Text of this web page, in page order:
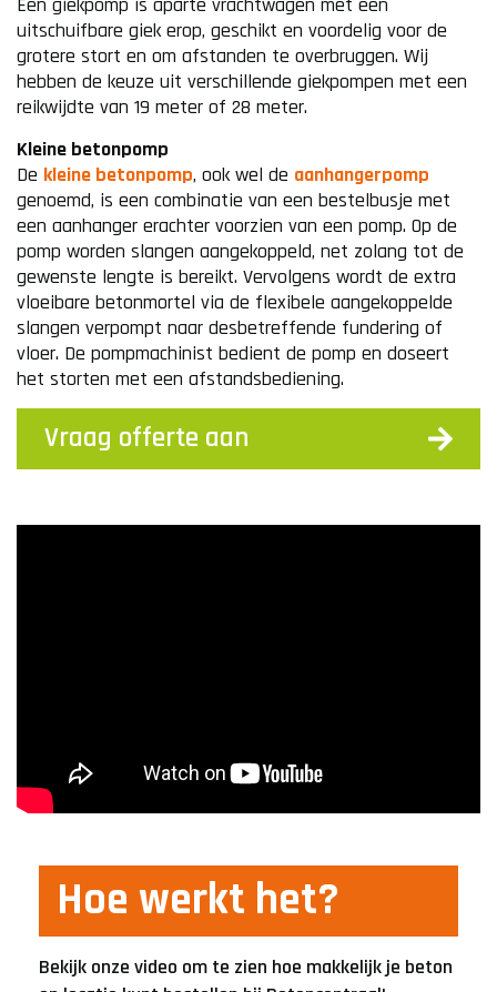
uitschuifbare giek erop, geschikt en voordelig voor de
grotere stort en om afstanden te overbruggen. Wij
hebben de keuze uit verschillende giekpompen met een
reikwijdte van 19 meter of 28 meter.
Kleine betonpomp
De kleine betonpomp, ook wel de aanhangerpomp
genoemd, is een combinatie van een bestelbusje met
een aanhanger erachter voorzien van een pomp. Op de
pomp worden slangen aangekoppeld, net zolang tot de
gewenste lengte is bereikt. Vervolgens wordt de extra
vloeibare betonmortel via de flexibele aangekoppelde
slangen verpompt naar desbetreffende fundering of
vloer. De pompmachinist bedient de pomp en doseert
het storten met een afstandsbediening.
Vraag offerte aan
Hoe werkt het?
Bekijk onze video om te zien hoe makkelijk je beton